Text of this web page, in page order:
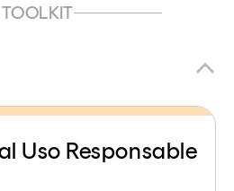
Uso Responsable